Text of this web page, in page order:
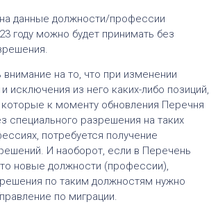
данные должности/профессии
году можно будет принимать без
внимание на то, что при изменении
исключения из него каких-либо позиций,
которые к моменту обновления Перечня
специального разрешения на таких
потребуется получение
И наоборот, если в Перечень
новые должности (профессии),
по таким должностям нужно
по миграции.